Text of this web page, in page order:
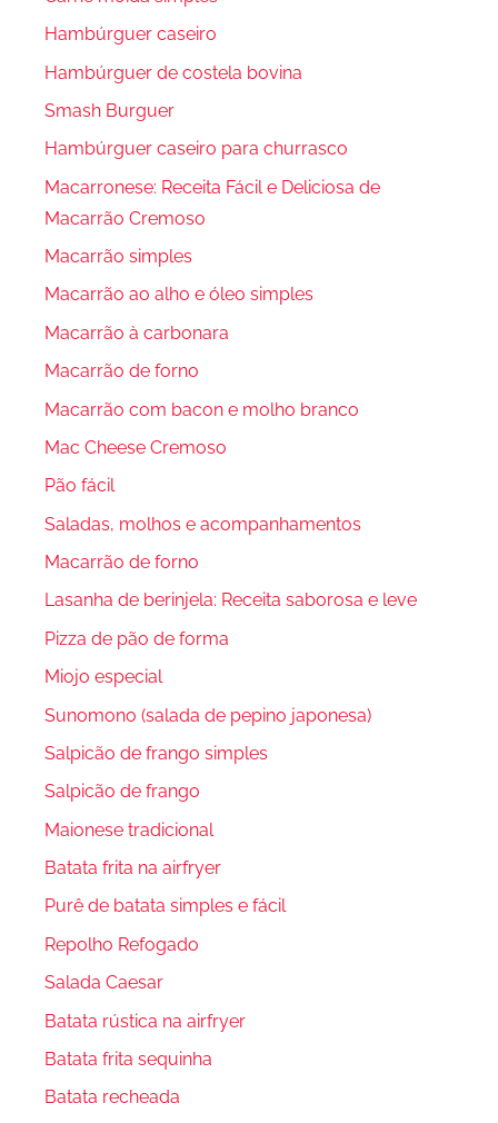
Hambúrguer caseiro
Hambúrguer de costela bovina
Smash Burguer
Hambúrguer caseiro para churrasco
Macarronese: Receita Fácil e Deliciosa de
Macarrão Cremoso
Macarrão simples
Macarrão ao alho e óleo simples
Macarrão à carbonara
Macarrão de forno
Macarrão com bacon e molho branco
Mac Cheese Cremoso
Pão fácil
Saladas, molhos e acompanhamentos
Macarrão de forno
Lasanha de berinjela: Receita saborosa e leve
Pizza de pão de forma
Miojo especial
Sunomono (salada de pepino japonesa)
Salpicão de frango simples
Salpicão de frango
Maionese tradicional
Batata frita na airfryer
Purê de batata simples e fácil
Repolho Refogado
Salada Caesar
Batata rústica na airfryer
Batata frita sequinha
Batata recheada